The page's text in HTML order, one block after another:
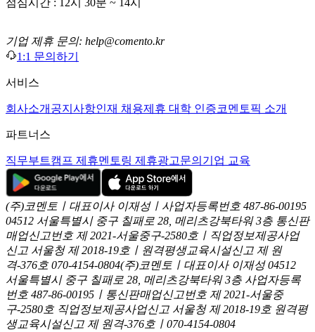
점심시간 : 12시 30분 ~ 14시
기업 제휴 문의: help@comento.kr
1:1 문의하기
서비스
회사소개 공지사항인재 채용제휴 대학 인증코멘토픽 소개
파트너스
직무부트캠프 제휴멘토링 제휴광고문의 기업 교육
(주)코멘토ㅣ대표이사 이재성ㅣ사업자등록번호 487-86-00195
04512 서울특별시 중구 칠패로 28, 메리츠강북타워 3층 통신판
매업신고번호 제 2021-서울중구-2580호ㅣ직업정보제공사업
신고 서울청 제 2018-19호ㅣ원격평생교육시설신고 제 원
격-376호 070-4154-0804(주)코멘토ㅣ대표이사 이재성 04512
서울특별시 중구 칠패로 28, 메리츠강북타워 3층 사업자등록
번호 487-86-00195ㅣ통신판매업신고번호 제 2021-서울중
구-2580호 직업정보제공사업신고 서울청 제 2018-19호 원격평
생교육시설신고 제 원격-376호ㅣ070-4154-0804